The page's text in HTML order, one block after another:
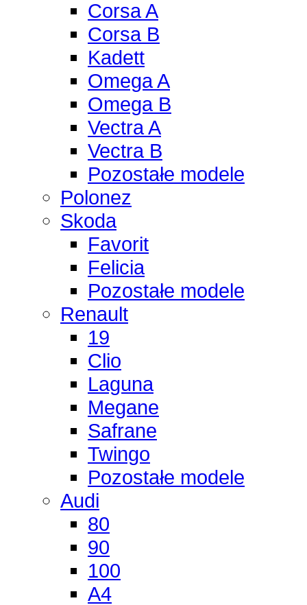
Corsa A
Corsa B
Kadett
Omega A
Omega B
Vectra A
Vectra B
Pozostałe modele
Polonez
Skoda
Favorit
Felicia
Pozostałe modele
Renault
19
Clio
Laguna
Megane
Safrane
Twingo
Pozostałe modele
Audi
80
90
100
A4